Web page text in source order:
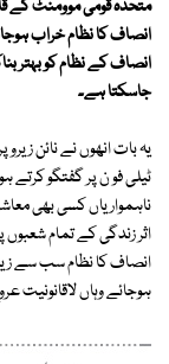
متحدہ قومی موومنٹ
انصاف کا نظام خراب
انصاف کے نظام کو بہتر
جاسکتا ہے۔
یہ بات انھوں نے نائن
ٹیلی فو ن پر گفتگو کرتے
ناہمواریاں کسی بھی
اثر زندگی کے تمام
انصاف کا نظام سب سے
ہوجائے وہاں لاقانونیت